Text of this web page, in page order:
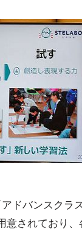
ドバンスクラ
意されており